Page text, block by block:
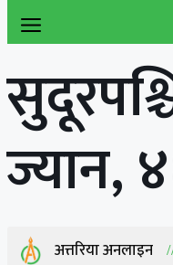
ज्यान,
अत्तरिया अनलाइन